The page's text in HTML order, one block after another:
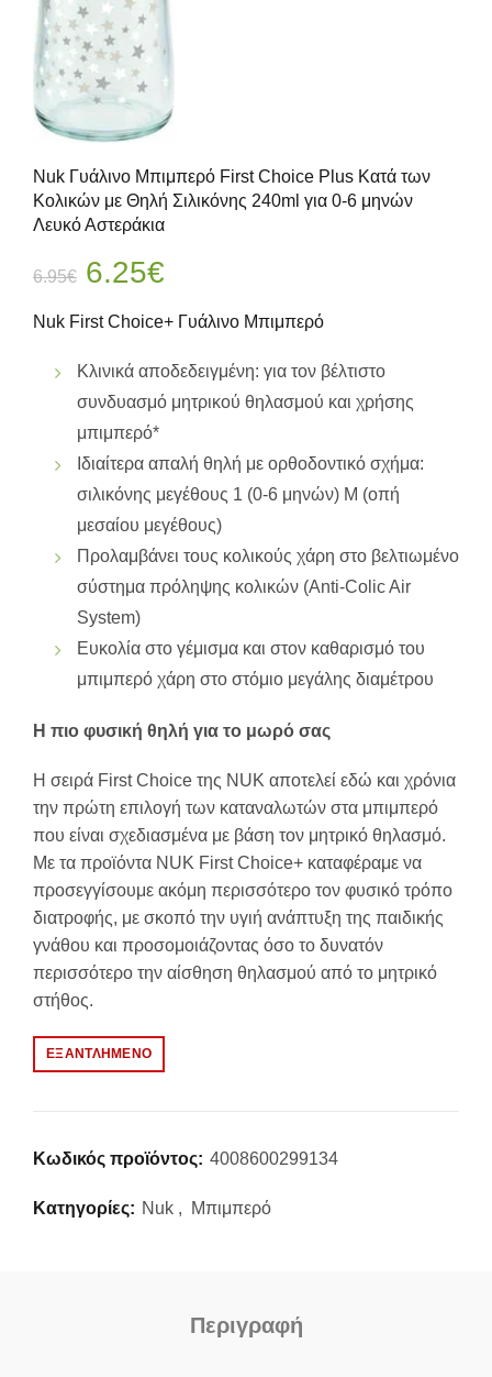
Nuk Γυάλινο Μπιμπερό First Choice Plus Κατά των
Κολικών με Θηλή Σιλικόνης 240ml για 0-6 μηνών
Λευκό Αστεράκια
6.95€ Original
price
was:
6.95€.
6.25€
τρέχουσα
τιμή
είναι:
6.25€.
Nuk First Choice+ Γυάλινο Μπιμπερό
Κλινικά αποδεδειγμένη: για τον βέλτιστο
συνδυασμό μητρικού θηλασμού και χρήσης
μπιμπερό*
Ιδιαίτερα απαλή θηλή με ορθοδοντικό σχήμα:
σιλικόνης μεγέθους 1 (0-6 μηνών) M (οπή
μεσαίου μεγέθους)
Προλαμβάνει τους κολικούς χάρη στο βελτιωμένο
σύστημα πρόληψης κολικών (Anti-Colic Air
System)
Ευκολία στο γέμισμα και στον καθαρισμό του
μπιμπερό χάρη στο στόμιο μεγάλης διαμέτρου
Η πιο φυσική θηλή για το μωρό σας
Η σειρά First Choice της NUK αποτελεί εδώ και χρόνια
την πρώτη επιλογή των καταναλωτών στα μπιμπερό
που είναι σχεδιασμένα με βάση τον μητρικό θηλασμό.
Με τα προϊόντα NUK First Choice+ καταφέραμε να
προσεγγίσουμε ακόμη περισσότερο τον φυσικό τρόπο
διατροφής, με σκοπό την υγιή ανάπτυξη της παιδικής
γνάθου και προσομοιάζοντας όσο το δυνατόν
περισσότερο την αίσθηση θηλασμού από το μητρικό
στήθος.
ΕΞΑΝΤΛΗΜΈΝΟ
Κωδικός προϊόντος: 4008600299134
Κατηγορίες: Nuk , Μπιμπερό
Περιγραφή